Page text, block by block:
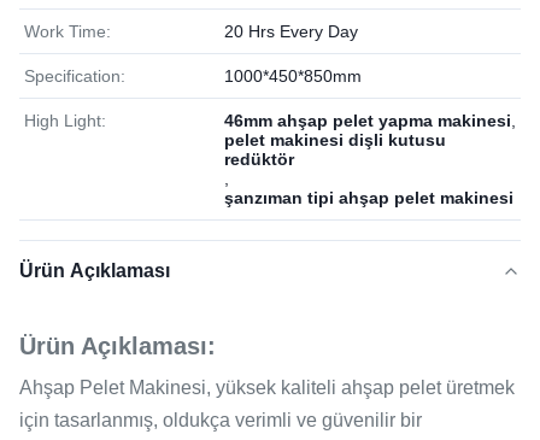
Work Time: 20 Hrs Every Day
Specification: 1000*450*850mm
High Light: 46mm ahşap pelet yapma makinesi
pelet makinesi dişli kutusu
redüktör
şanzıman tipi ahşap pelet makinesi
Ürün Açıklaması
Ürün Açıklaması:
Ahşap Pelet Makinesi, yüksek kaliteli ahşap pelet üretmek
için tasarlanmış, oldukça verimli ve güvenilir bir